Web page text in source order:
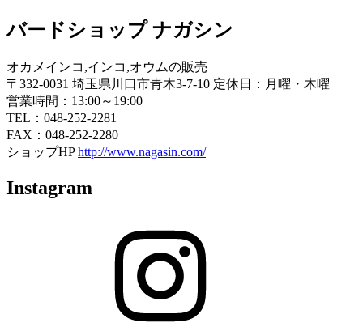
バードショップ ナガシン
オカメインコ,インコ,オウムの販売
〒332-0031 埼玉県川口市青木3-7-10 定休日：月曜・木曜
営業時間：13:00～19:00
TEL：048-252-2281
FAX：048-252-2280
ショップHPhttp://www.nagasin.com/
Instagram